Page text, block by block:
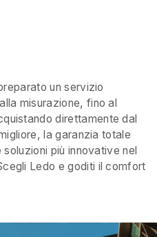
un servizio
misurazione, fino al
direttamente dal
la garanzia totale
più innovative nel
Ledo e goditi il comfort